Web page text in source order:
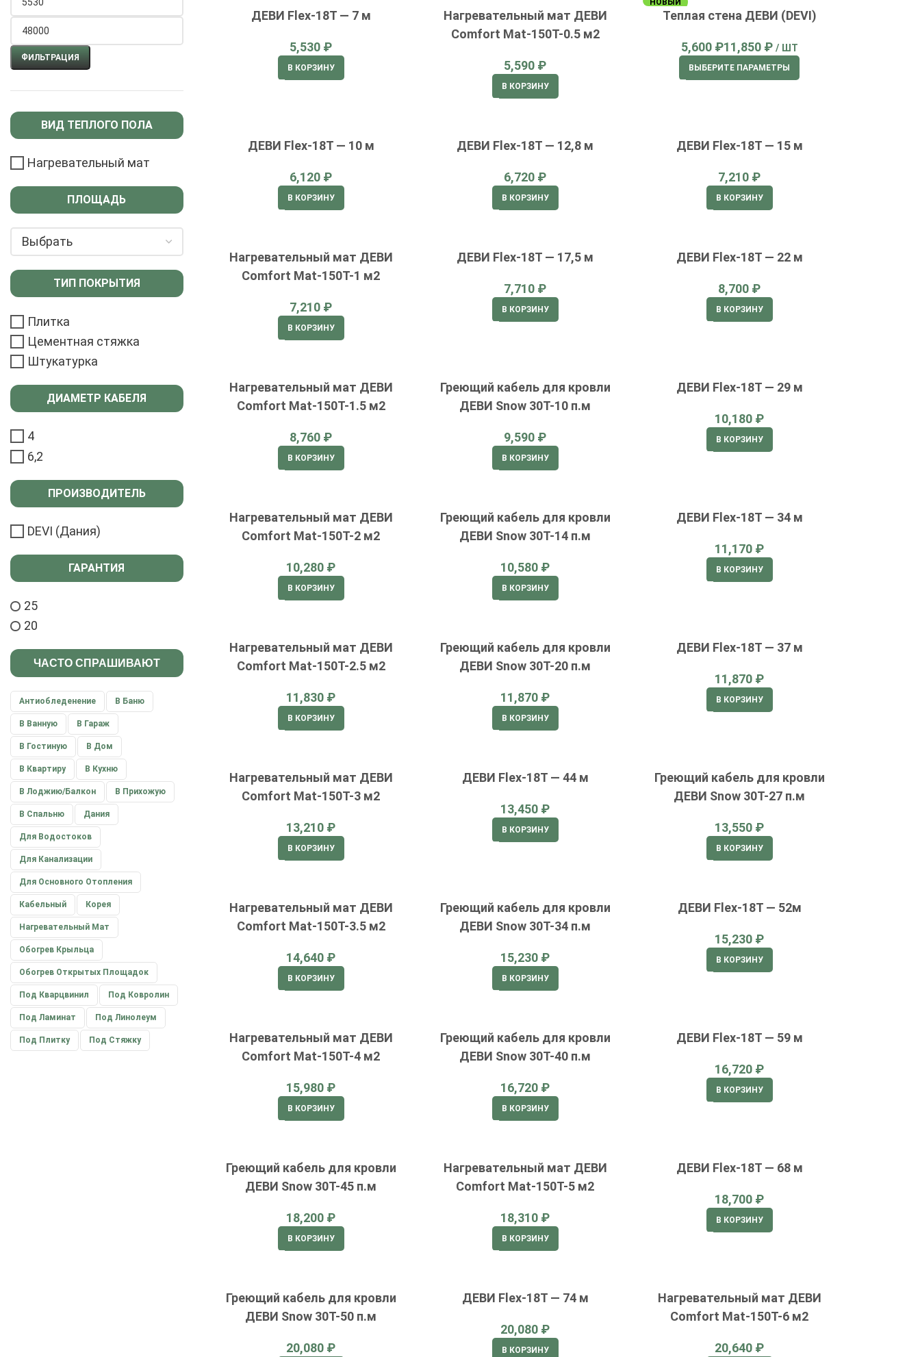
ФИЛЬТРАЦИЯ
ВИД ТЕПЛОГО ПОЛА
Нагревательный мат
ПЛОЩАДЬ
ТИП ПОКРЫТИЯ
Плитка
Цементная стяжка
Штукатурка
ДИАМЕТР КАБЕЛЯ
4
6,2
ПРОИЗВОДИТЕЛЬ
DEVI (Дания)
ГАРАНТИЯ
25
20
ЧАСТО СПРАШИВАЮТ
Антиобледенение В Баню
В Ванную В Гараж
В Гостиную В Дом
В Квартиру В Кухню
В Лоджию/балкон В Прихожую
В Спальню Дания
Для Водостоков
Для Канализации
Для Основного Отопления
Кабельный Корея
Нагревательный Мат
Обогрев Крыльца
Обогрев Открытых Площадок
Под Кварцвинил Под Ковролин
Под Ламинат Под Линолеум
Под Плитку Под Стяжку
ДЕВИ Flex-18T — 7 м
₽
В КОРЗИНУ
Нагревательный мат ДЕВИ
Comfort Mat-150T-0.5 м2
₽
В КОРЗИНУ
НОВЫЙ
Теплая стена ДЕВИ (DEVI)
₽ ₽
ВЫБЕРИТЕ ПАРАМЕТРЫ
ДЕВИ Flex-18T — 10 м
₽
В КОРЗИНУ
ДЕВИ Flex-18T — 12,8 м
₽
В КОРЗИНУ
ДЕВИ Flex-18T — 15 м
₽
В КОРЗИНУ
Нагревательный мат ДЕВИ
Comfort Mat-150T-1 м2
₽
В КОРЗИНУ
ДЕВИ Flex-18T — 17,5 м
₽
В КОРЗИНУ
ДЕВИ Flex-18T — 22 м
₽
В КОРЗИНУ
Нагревательный мат ДЕВИ
Comfort Mat-150T-1.5 м2
₽
В КОРЗИНУ
Греющий кабель для кровли
ДЕВИ Snow 30T-10 п.м
₽
В КОРЗИНУ
ДЕВИ Flex-18T — 29 м
₽
В КОРЗИНУ
Нагревательный мат ДЕВИ
Comfort Mat-150T-2 м2
₽
В КОРЗИНУ
Греющий кабель для кровли
ДЕВИ Snow 30T-14 п.м
₽
В КОРЗИНУ
ДЕВИ Flex-18T — 34 м
₽
В КОРЗИНУ
Нагревательный мат ДЕВИ
Comfort Mat-150T-2.5 м2
₽
В КОРЗИНУ
Греющий кабель для кровли
ДЕВИ Snow 30T-20 п.м
₽
В КОРЗИНУ
ДЕВИ Flex-18T — 37 м
₽
В КОРЗИНУ
Нагревательный мат ДЕВИ
Comfort Mat-150T-3 м2
₽
В КОРЗИНУ
ДЕВИ Flex-18T — 44 м
₽
В КОРЗИНУ
Греющий кабель для кровли
ДЕВИ Snow 30T-27 п.м
₽
В КОРЗИНУ
Нагревательный мат ДЕВИ
Comfort Mat-150T-3.5 м2
₽
В КОРЗИНУ
Греющий кабель для кровли
ДЕВИ Snow 30T-34 п.м
₽
В КОРЗИНУ
ДЕВИ Flex-18T — 52м
₽
В КОРЗИНУ
Нагревательный мат ДЕВИ
Comfort Mat-150T-4 м2
₽
В КОРЗИНУ
Греющий кабель для кровли
ДЕВИ Snow 30T-40 п.м
₽
В КОРЗИНУ
ДЕВИ Flex-18T — 59 м
₽
В КОРЗИНУ
Греющий кабель для кровли
ДЕВИ Snow 30T-45 п.м
₽
В КОРЗИНУ
Нагревательный мат ДЕВИ
Comfort Mat-150T-5 м2
₽
В КОРЗИНУ
ДЕВИ Flex-18T — 68 м
₽
В КОРЗИНУ
Греющий кабель для кровли
ДЕВИ Snow 30T-50 п.м
₽
ДЕВИ Flex-18T — 74 м
₽
В КОРЗИНУ
Нагревательный мат ДЕВИ
Comfort Mat-150T-6 м2
₽